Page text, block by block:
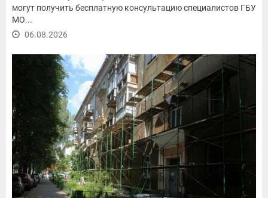
могут получить бесплатную консультацию специалистов ГБУ
МО...
06.08.2026